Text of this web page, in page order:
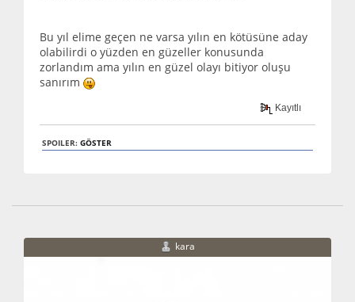
Bu yıl elime geçen ne varsa yılın en kötüsüne aday
olabilirdi o yüzden en güzeller konusunda
zorlandım ama yılın en güzel olayı bitiyor oluşu
sanırım
Kayıtlı
SPOILER: GÖSTER
kara